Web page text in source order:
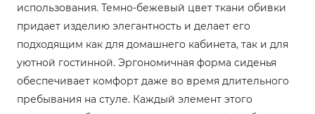
использования. Темно-бежевый цвет ткани обивки
придает изделию элегантность и делает его
подходящим как для домашнего кабинета, так и для
уютной гостинной. Эргономичная форма сиденья
обеспечивает комфорт даже во время длительного
пребывания на стуле. Каждый элемент этого